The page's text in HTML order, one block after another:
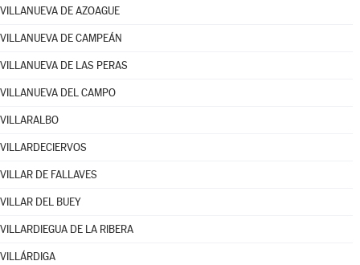
VILLANUEVA DE AZOAGUE
VILLANUEVA DE CAMPEÁN
VILLANUEVA DE LAS PERAS
VILLANUEVA DEL CAMPO
VILLARALBO
VILLARDECIERVOS
VILLAR DE FALLAVES
VILLAR DEL BUEY
VILLARDIEGUA DE LA RIBERA
VILLÁRDIGA